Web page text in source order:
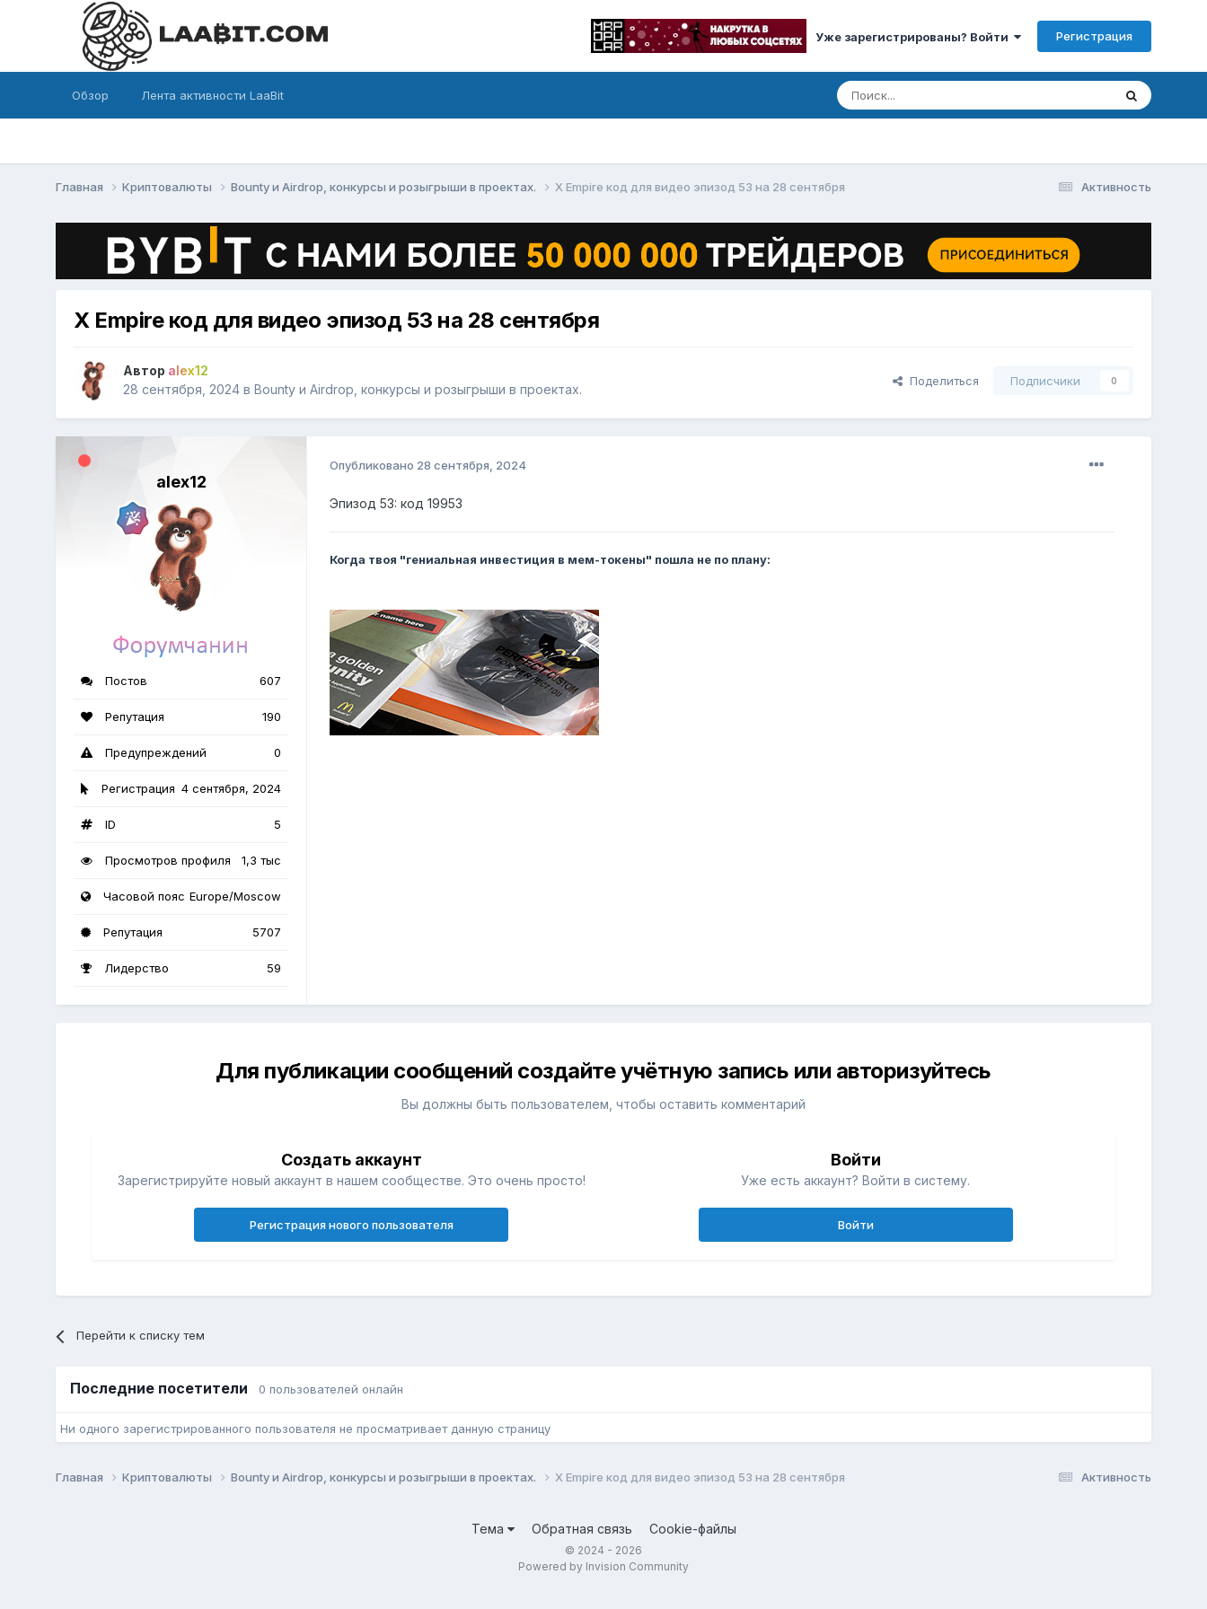
Уже зарегистрированы? Войти Регистрация
Обзор Лента активности LaaBit
Активность
Главная Криптовалюты Bounty и Airdrop, конкурсы и розыгрыши в проектах. X Empire код для видео эпизод 53 на 28 сентября
X Empire код для видео эпизод 53 на 28 сентября
Автор alex12
28 сентября, 2024 вBounty и Airdrop, конкурсы и розыгрыши в проектах.
Поделиться Подписчики 0
alex12
Постов 607
Репутация 190
Предупреждений 0
Регистрация 4 сентября, 2024
ID 5
Просмотров профиля 1,3 тыс
Часовой пояс Europe/Moscow
Репутация 5707
Лидерство 59
Опубликовано 28 сентября, 2024
Эпизод 53: код 19953
Когда твоя "гениальная инвестиция в мем-токены" пошла не по плану:
Для публикации сообщений создайте учётную запись или авторизуйтесь
Вы должны быть пользователем, чтобы оставить комментарий
Создать аккаунт
Зарегистрируйте новый аккаунт в нашем сообществе. Это очень просто!
Регистрация нового пользователя
Войти
Уже есть аккаунт? Войти в систему.
Войти
Перейти к списку тем
Последние посетители 0 пользователей онлайн
Ни одного зарегистрированного пользователя не просматривает данную страницу
Активность
Главная Криптовалюты Bounty и Airdrop, конкурсы и розыгрыши в проектах. X Empire код для видео эпизод 53 на 28 сентября
Тема Обратная связь Cookie-файлы
© 2024 - 2026
Powered by Invision Community